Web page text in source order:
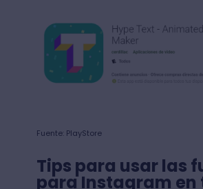
Fuente: PlayStore
Tips para usar las
para Instagram en